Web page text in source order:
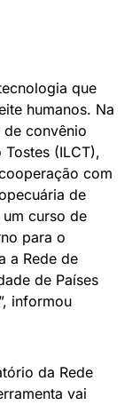
que
humanos. Na
convênio
(ILCT),
com
de
curso de
para o
a Rede de
de Países
informou
da Rede
vai